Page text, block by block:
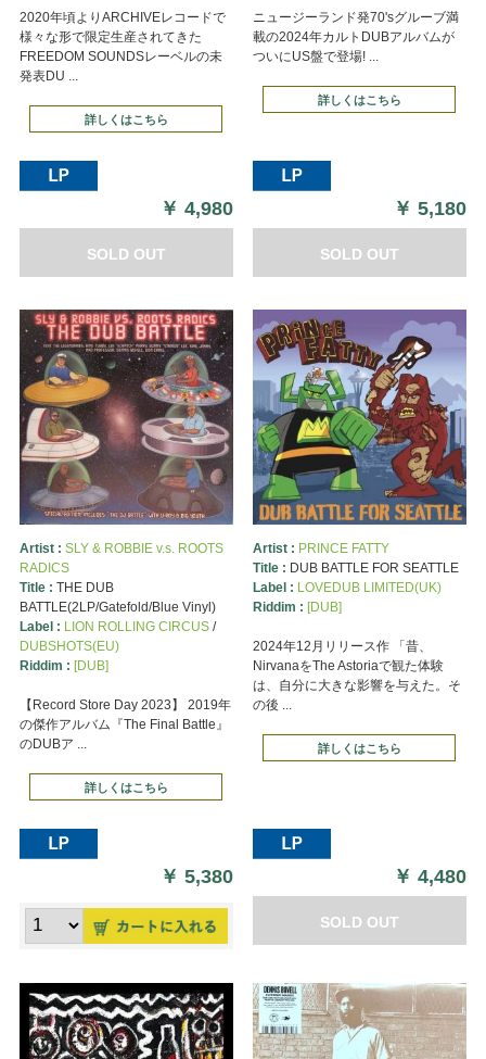
2020年頃よりARCHIVEレコードで
様々な形で限定生産されてきた
FREEDOM SOUNDSレーベルの未
発表DU ...
詳しくはこちら
￥4,980
SOLD OUT
ニュージーランド発70'sグルーブ満
載の2024年カルトDUBアルバムが
ついにUS盤で登場! ...
詳しくはこちら
￥5,180
SOLD OUT
Artist : SLY & ROBBIE v.s. ROOTS
RADICS
Title : THE DUB
BATTLE(2LP/Gatefold/Blue Vinyl)
Label : LION ROLLING CIRCUS/
DUBSHOTS(EU)
Riddim : [DUB]
【Record Store Day 2023】 2019年
の傑作アルバム『The Final Battle』
のDUBア ...
詳しくはこちら
￥5,380
Artist : PRINCE FATTY
Title : DUB BATTLE FOR SEATTLE
Label : LOVEDUB LIMITED(UK)
Riddim : [DUB]
2024年12月リリース作 「昔、
NirvanaをThe Astoriaで観た体験
は、自分に大きな影響を与えた。そ
の後 ...
詳しくはこちら
￥4,480
SOLD OUT